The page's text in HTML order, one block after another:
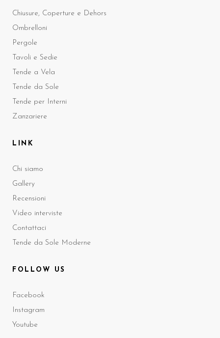
Chiusure, Coperture e Dehors
Ombrelloni
Pergole
Tavoli e Sedie
Tende a Vela
Tende da Sole
Tende per Interni
Zanzariere
LINK
Chi siamo
Gallery
Recensioni
Video interviste
Contattaci
Tende da Sole Moderne
FOLLOW US
Facebook
Instagram
Youtube